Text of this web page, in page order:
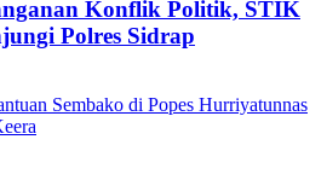
Konflik Politik, STIK
Polres Sidrap